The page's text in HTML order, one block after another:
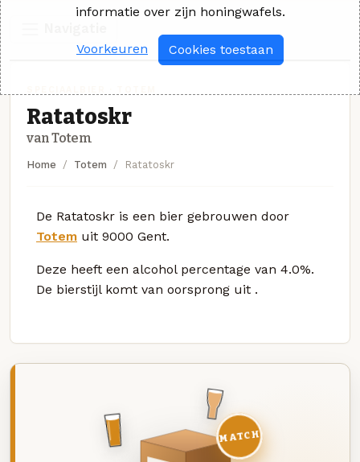
Ratatoskr
van Totem
Home Totem Ratatoskr
De Ratatoskr is een bier gebrouwen door
Totem uit 9000 Gent.
Deze heeft een alcohol percentage van 4.0%.
De bierstijl komt van oorsprong uit .
MATCH
informatie over zijn honingwafels.
Voorkeuren Cookies toestaan